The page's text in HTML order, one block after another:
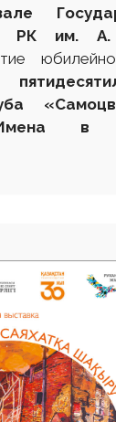
РК им. А.
в